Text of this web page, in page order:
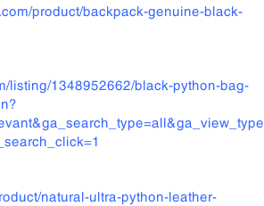
product/backpack-genuine-black-
listing/1348952662/black-python-bag-
natural-ultra-python-leather-